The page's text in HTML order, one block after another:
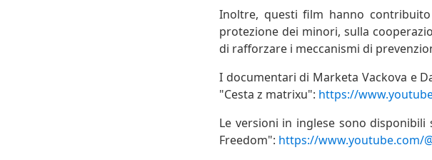
Inoltre, questi film hanno
protezione dei minori, sulla
di rafforzare i meccanismi di
I documentari di Marketa Vackova e
"Cesta z matrixu": https://
Le versioni in inglese sono
Freedom": https://www.youtube.com/